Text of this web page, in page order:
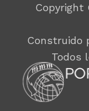
Copyright
Construido
Todos